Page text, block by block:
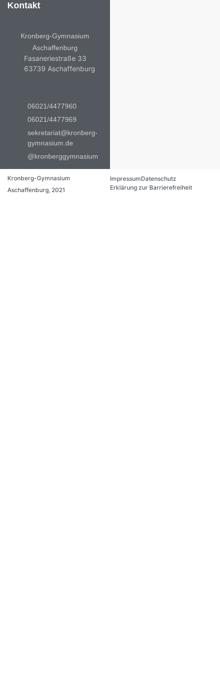
Kontakt
Kronberg-Gymnasium
Aschaffenburg
Fasaneriestraße 33
63739 Aschaffenburg
06021/4477960
06021/4477969
sekretariat@kronberg-
gymnasium.de
@kronberggymnasium
Kronberg-Gymnasium
Aschaffenburg, 2021
ImpressumDatenschutz
Erklärung zur Barrierefreiheit